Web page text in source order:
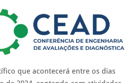
i
a
I
f
que acontecerá entre os dias